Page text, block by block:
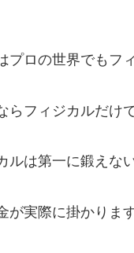
プロの世界でもフ
らフィジカルだけ
ルは第一に鍛えな
が実際に掛かります